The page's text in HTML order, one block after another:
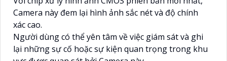
Camera này đem lại hình ảnh sắc nét và độ chính
xác cao.
Người dùng có thể yên tâm về việc giám sát và ghi
lại những sự cố hoặc sự kiện quan trọng trong khu